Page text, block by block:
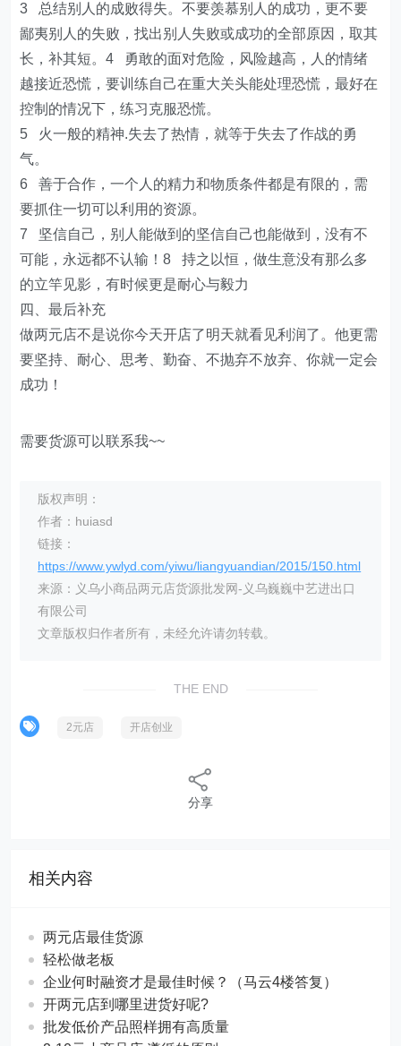
3 总结别人的成败得失。不要羡慕别人的成功，更不要
鄙夷别人的失败，找出别人失败或成功的全部原因，取其
长，补其短。4 勇敢的面对危险，风险越高，人的情绪
越接近恐慌，要训练自己在重大关头能处理恐慌，最好在
控制的情况下，练习克服恐慌。
5 火一般的精神.失去了热情，就等于失去了作战的勇
气。
6 善于合作，一个人的精力和物质条件都是有限的，需
要抓住一切可以利用的资源。
7 坚信自己，别人能做到的坚信自己也能做到，没有不
可能，永远都不认输！8 持之以恒，做生意没有那么多
的立竿见影，有时候更是耐心与毅力
四、最后补充
做两元店不是说你今天开店了明天就看见利润了。他更需
要坚持、耐心、思考、勤奋、不抛弃不放弃、你就一定会
成功！
需要货源可以联系我~~
版权声明：
作者：huiasd
链接：
https://www.ywlyd.com/yiwu/liangyuandian/2015/150.html
来源：义乌小商品两元店货源批发网-义乌巍巍中艺进出口
有限公司
文章版权归作者所有，未经允许请勿转载。
THE END
2元店 开店创业
分享
相关内容
两元店最佳货源
轻松做老板
企业何时融资才是最佳时候？（马云4楼答复）
开两元店到哪里进货好呢?
批发低价产品照样拥有高质量